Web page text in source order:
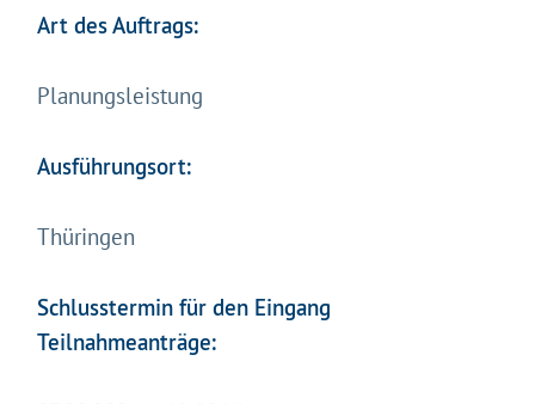
Art des Auftrags:
Planungsleistung
Ausführungsort:
Thüringen
Schlusstermin für den Eingang
Teilnahmeanträge: